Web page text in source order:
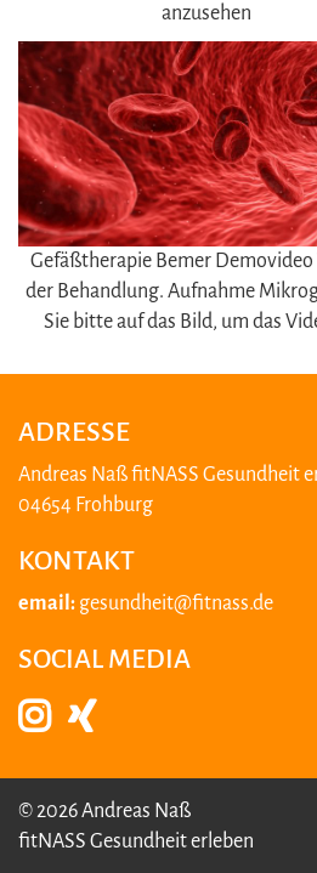
anzusehen
Gefäßtherapie Bemer Demovideo
der Behandlung. Aufnahme
Sie bitte auf das Bild, um das
ADRESSE
Andreas Naß fitNASS Gesundheit
04654 Frohburg
KONTAKT
email: gesundheit@fitnass.de
SOCIAL MEDIA
© 2026 Andreas Naß
fitNASS Gesundheit erleben